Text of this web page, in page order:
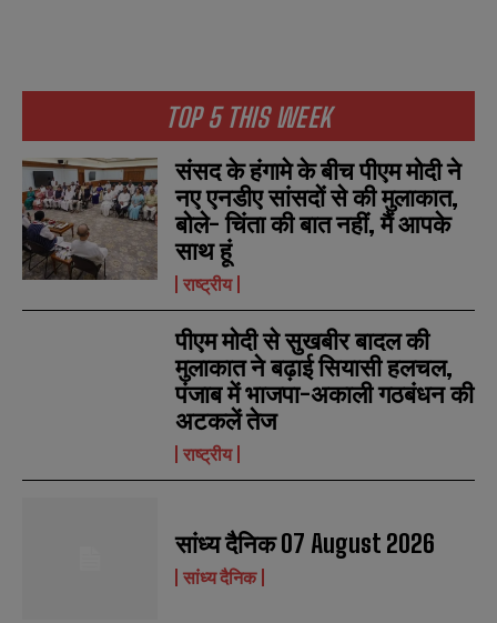
TOP 5 THIS WEEK
संसद के हंगामे के बीच पीएम मोदी ने
नए एनडीए सांसदों से की मुलाकात,
बोले- चिंता की बात नहीं, मैं आपके
साथ हूं
राष्ट्रीय
पीएम मोदी से सुखबीर बादल की
मुलाकात ने बढ़ाई सियासी हलचल,
पंजाब में भाजपा-अकाली गठबंधन की
अटकलें तेज
राष्ट्रीय
सांध्य दैनिक 07 August 2026
सांध्य दैनिक